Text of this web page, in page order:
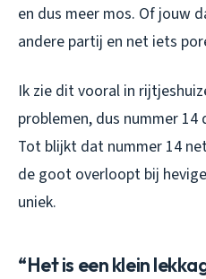
en dus meer mos. Of jouw
andere partij en net iets
Ik zie dit vooral in
problemen, dus nummer
Tot blijkt dat nummer 14
de goot overloopt bij
uniek.
“Het is een klein